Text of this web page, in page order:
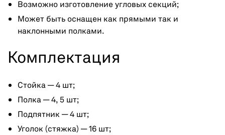
Возможно изготовление угловых секций;
Может быть оснащен как прямыми так и
наклонными полками.
Комплектация
Стойка — 4 шт;
Полка — 4, 5 шт;
Подпятник — 4 шт;
Уголок (стяжка) — 16 шт;